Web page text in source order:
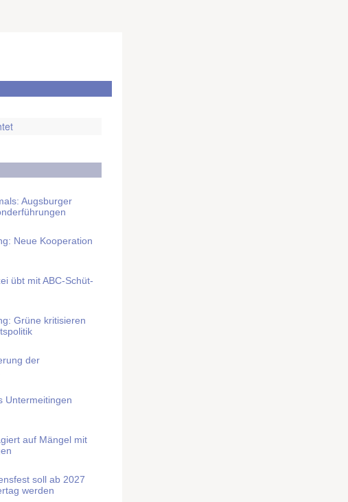
Augsburger
Neue Kooperation
übt mit ABC-Schüt­
Grüne kritisieren
der
Untermeitingen
auf Mängel mit
soll ab 2027
werden